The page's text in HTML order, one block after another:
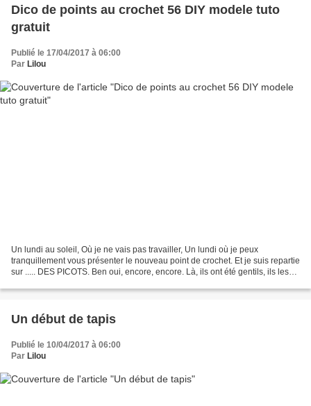
Dico de points au crochet 56 DIY modele tuto
gratuit
Publié le 17/04/2017 à 06:00
Par Lilou
Un lundi au soleil, Où je ne vais pas travailler, Un lundi où je peux
tranquillement vous présenter le nouveau point de crochet. Et je suis repartie
sur ..... DES PICOTS. Ben oui, encore, encore. Là, ils ont été gentils, ils les
Un début de tapis
Publié le 10/04/2017 à 06:00
Par Lilou